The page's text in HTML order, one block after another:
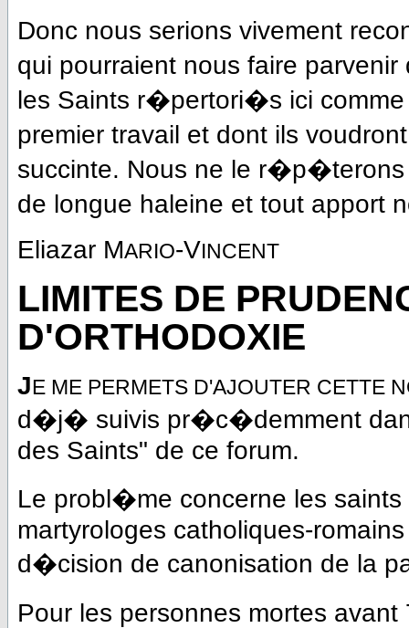
Donc nous serions vivement
qui pourraient nous faire
les Saints r�pertori�s ici
premier travail et dont ils
succinte. Nous ne le r�p�terons
de longue haleine et tout apport
Eliazar MARIO-VINCENT
LIMITES DE
D'ORTHODOXIE
JE ME PERMETS D'AJOUTER CETTE
d�j� suivis pr�c�demment
des Saints" de ce forum.
Le probl�me concerne les
martyrologes catholiques-
d�cision de canonisation de la
Pour les personnes mortes